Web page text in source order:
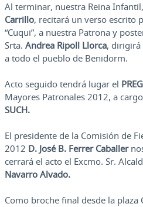
Al terminar, nuestra Reina
Carrillo, recitará un verso escrito
“Cuqui”, a nuestra Patrona y
Srta. Andrea Ripoll Llorca, dirigirá
a todo el pueblo de Benidorm.
Acto seguido tendrá lugar el
Mayores Patronales 2012, a
SUCH.
El presidente de la Comisión de
2012 D. José B. Ferrer Caballer
cerrará el acto el Excmo. Sr.
Navarro Alvado.
Como broche final desde la plaza